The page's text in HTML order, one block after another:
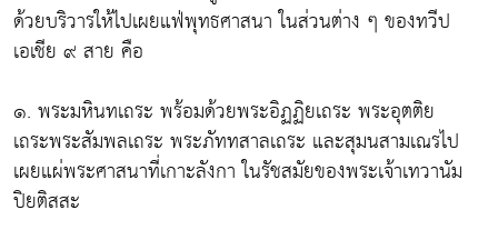
ด้วยบริวารให้ไปเผยแฟ่พุทธศาสนา ในส่วนต่าง ๆ ของทวีป
เอเชีย ๙ สาย คือ
๑. พระมหินทเถระ พร้อมด้วยพระอิฏฏิยเถระ พระอุตติย
เถระพระสัมพลเถระ พระภัททสาลเถระ และสุมนสามเณรไป
เผยแผ่พระศาสนาที่เกาะลังกา ในรัชสมัยของพระเจ้าเทวานัม
ปิยติสสะ